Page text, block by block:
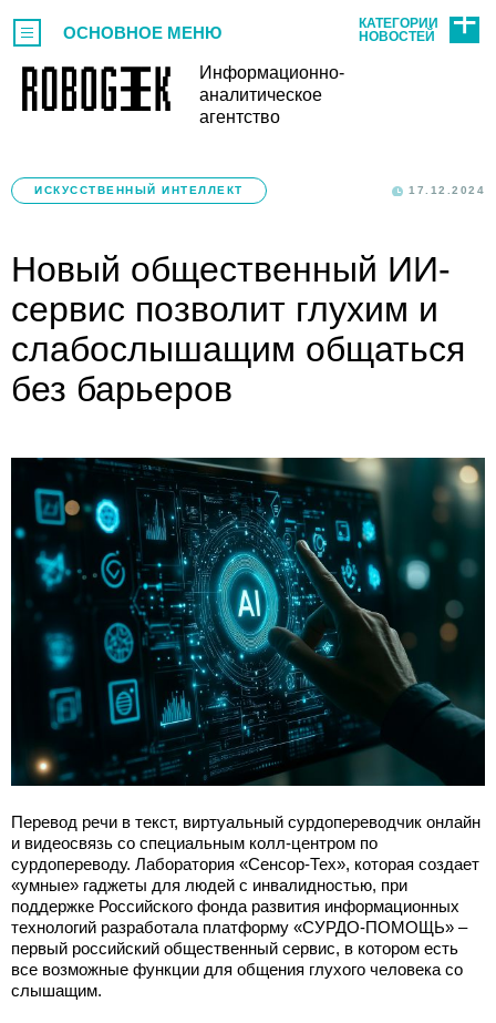
Информационно-
аналитическое
агентство
ОСНОВНОЕ МЕНЮ
КАТЕГОРИИ
НОВОСТЕЙ
ИСКУССТВЕННЫЙ ИНТЕЛЛЕКТ 17.12.2024
Новый общественный ИИ-
сервис позволит глухим и
слабослышащим общаться
без барьеров
Перевод речи в текст, виртуальный сурдопереводчик онлайн
и видеосвязь со специальным колл-центром по
сурдопереводу. Лаборатория «Сенсор-Тех», которая создает
«умные» гаджеты для людей с инвалидностью, при
поддержке Российского фонда развития информационных
технологий разработала платформу «СУРДО-ПОМОЩЬ» –
первый российский общественный сервис, в котором есть
все возможные функции для общения глухого человека со
слышащим.